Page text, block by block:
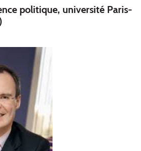
politique, université Paris-